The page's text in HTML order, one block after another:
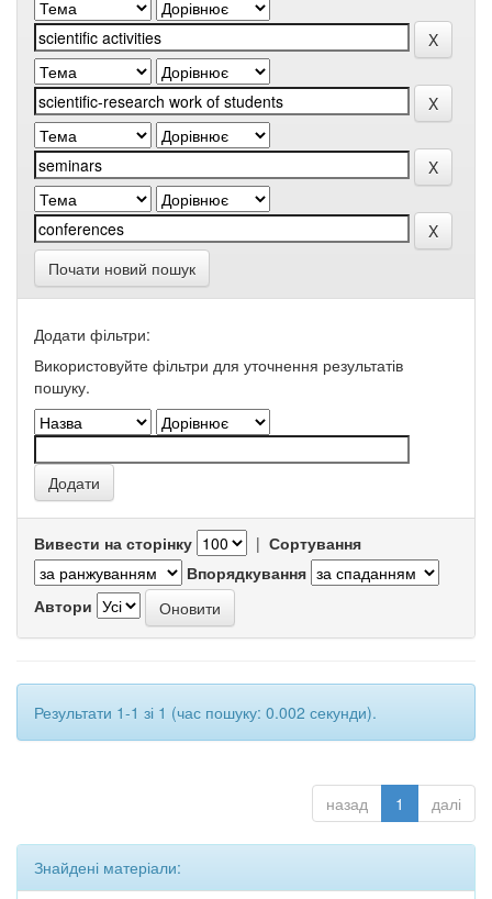
Почати новий пошук
Додати фільтри:
Використовуйте фільтри для уточнення результатів
пошуку.
Вивести на сторінку | Сортування
Впорядкування
Автори
Результати 1-1 зі 1 (час пошуку: 0.002 секунди).
назад 1 далі
Знайдені матеріали: